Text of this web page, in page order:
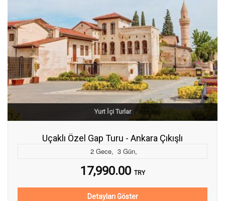
Yurt İçi Turlar
Uçaklı Özel Gap Turu - Ankara Çıkışlı
2 Gece, 3 Gün,
17,990.00 TRY
Detayları Göster